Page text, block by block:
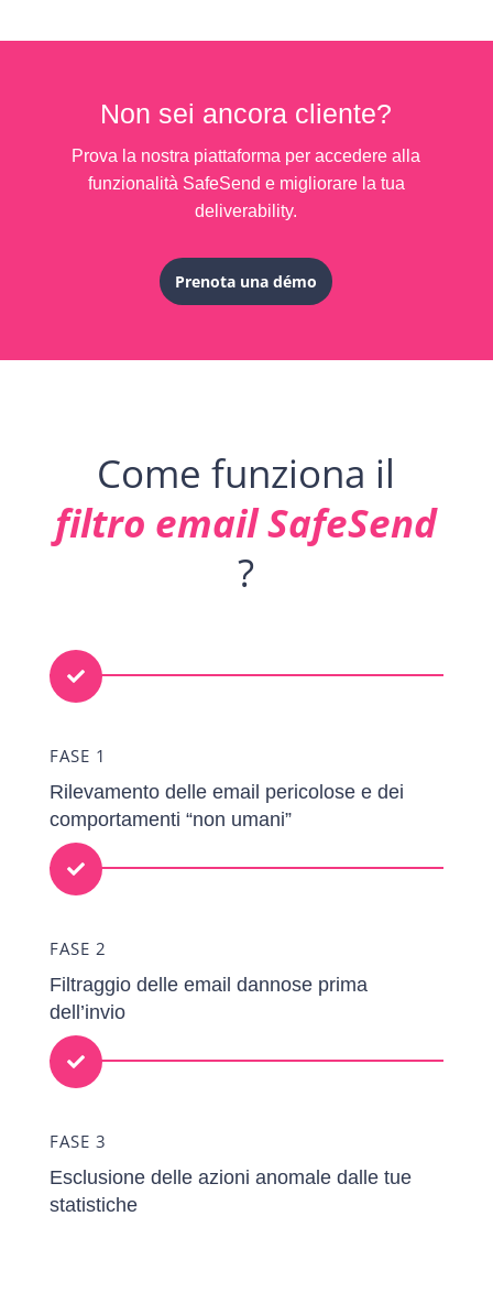
Non sei ancora cliente?
Prova la nostra piattaforma per accedere alla
funzionalità SafeSend e migliorare la tua
deliverability.
Prenota una démo
Come funziona il
filtro email SafeSend
?

FASE 1
Rilevamento delle email pericolose e dei
comportamenti “non umani”

FASE 2
Filtraggio delle email dannose prima
dell’invio

FASE 3
Esclusione delle azioni anomale dalle tue
statistiche